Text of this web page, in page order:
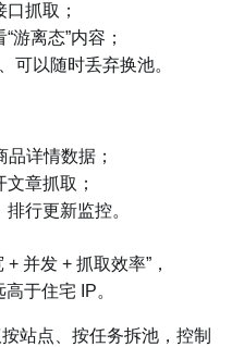
抓取；
游离态”内容；
可以随时丢弃换池。
品详情数据；
章抓取；
行更新监控。
并发 + 抓取效率”，
于住宅 IP。
站点、按任务拆池，控制